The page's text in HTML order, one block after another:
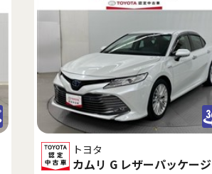
トヨタ
カムリ G レザーパッケージ